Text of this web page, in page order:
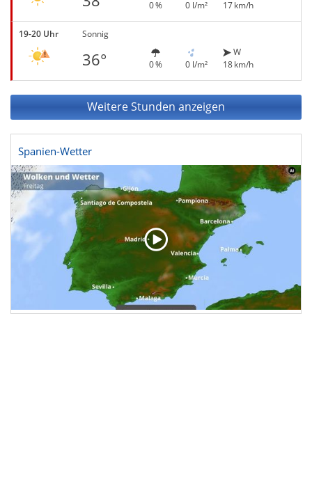
0 % 0 l/m² 17 km/h
19-20 Uhr Sonnig
36° 0 % 0 l/m²
W
18 km/h
Weitere Stunden anzeigen
Spanien-Wetter